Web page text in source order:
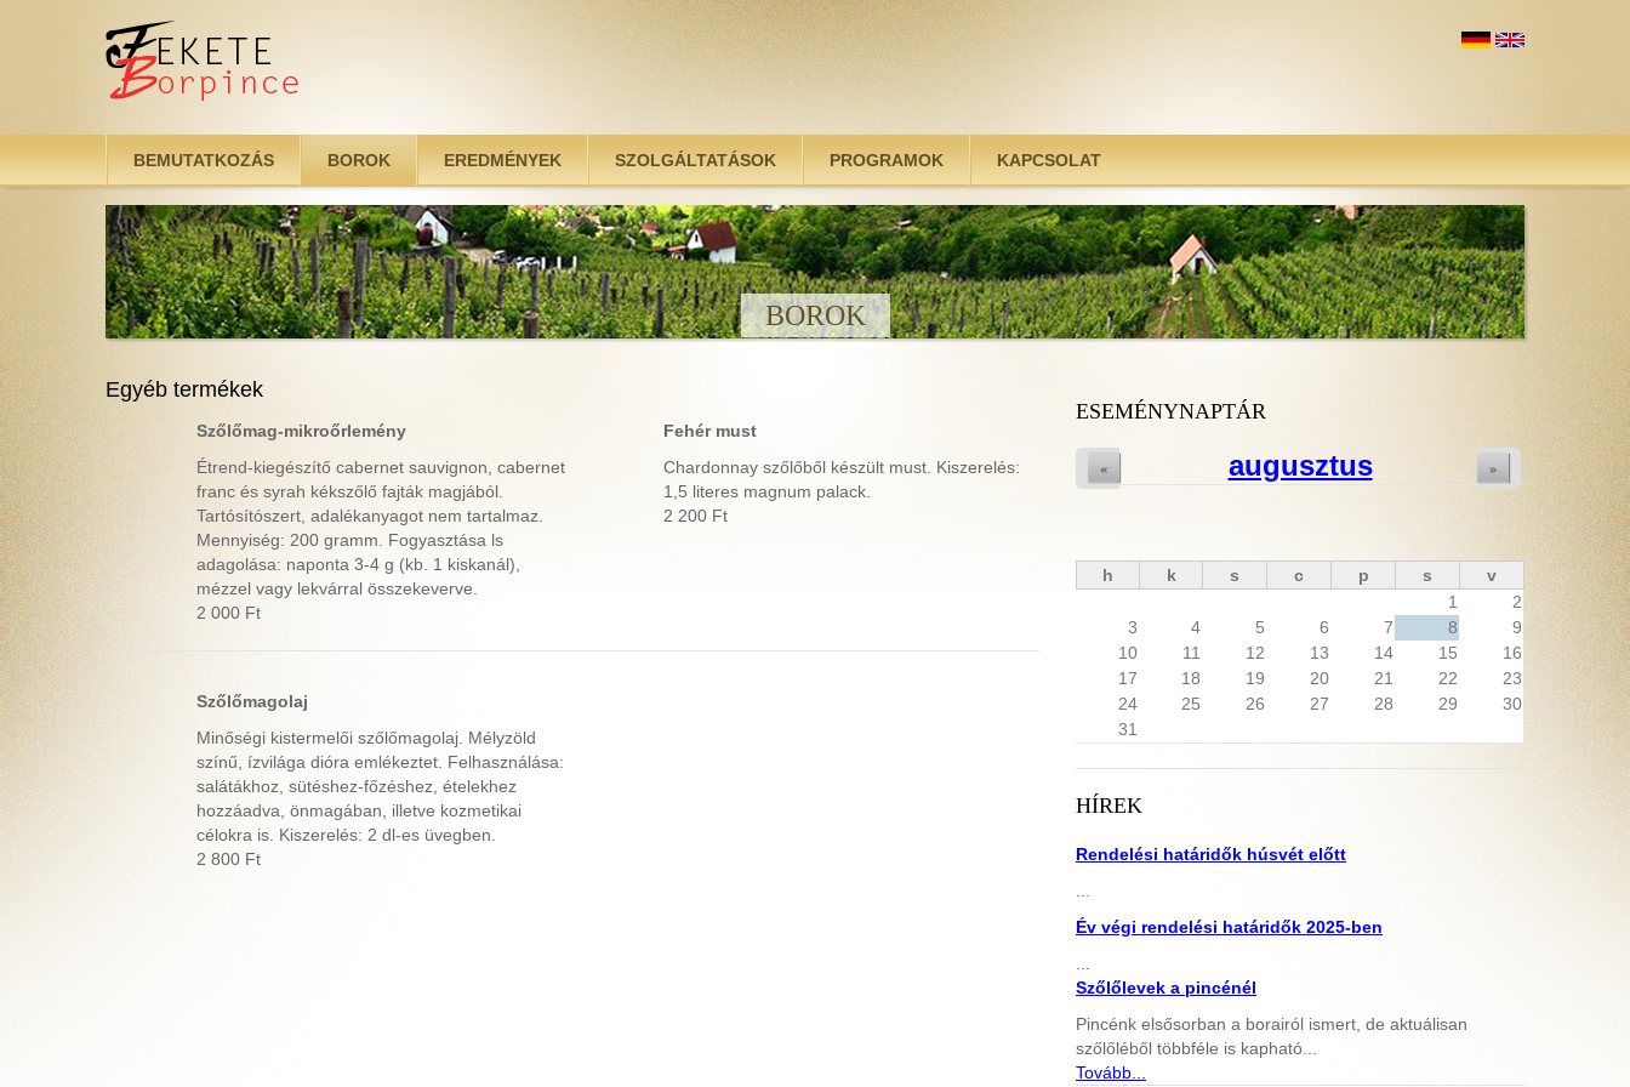
BEMUTATKOZÁS BOROK EREDMÉNYEK SZOLGÁLTATÁSOK PROGRAMOK KAPCSOLAT
BOROK
Egyéb termékek
Szőlőmag-mikroőrlemény
Étrend-kiegészítő cabernet sauvignon, cabernet
franc és syrah kékszőlő fajták magjából.
Tartósítószert, adalékanyagot nem tartalmaz.
Mennyiség: 200 gramm. Fogyasztása ls
adagolása: naponta 3-4 g (kb. 1 kiskanál),
mézzel vagy lekvárral összekeverve.
2 000 Ft
Fehér must
Chardonnay szőlőből készült must. Kiszerelés:
1,5 literes magnum palack.
2 200 Ft
Szőlőmagolaj
Minőségi kistermelői szőlőmagolaj. Mélyzöld
színű, ízvilága dióra emlékeztet. Felhasználása:
salátákhoz, sütéshez-főzéshez, ételekhez
hozzáadva, önmagában, illetve kozmetikai
célokra is. Kiszerelés: 2 dl-es üvegben.
2 800 Ft
ESEMÉNYNAPTÁR
augusztus
« »
h k s c p s
v
1
2
3
4 5 6 7 8
9
10
11 12 13 14 15
16
17
18 19 20 21 22
23
24
25 26 27 28 29
30
31
HÍREK
Rendelési határidők húsvét előtt
Év végi rendelési határidők 2025-ben
Szőlőlevek a pincénél
Pincénk elsősorban a borairól ismert, de aktuálisan
szőlőléből többféle is kapható...
Tovább...